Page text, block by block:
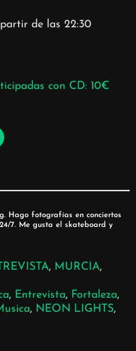
de las 22:30
con CD: 10€
Hago fotografías en conciertos
7. Me gusta el skateboard y
, MURCIA,
, Entrevista, Fortaleza ,
, NEON LIGHTS,